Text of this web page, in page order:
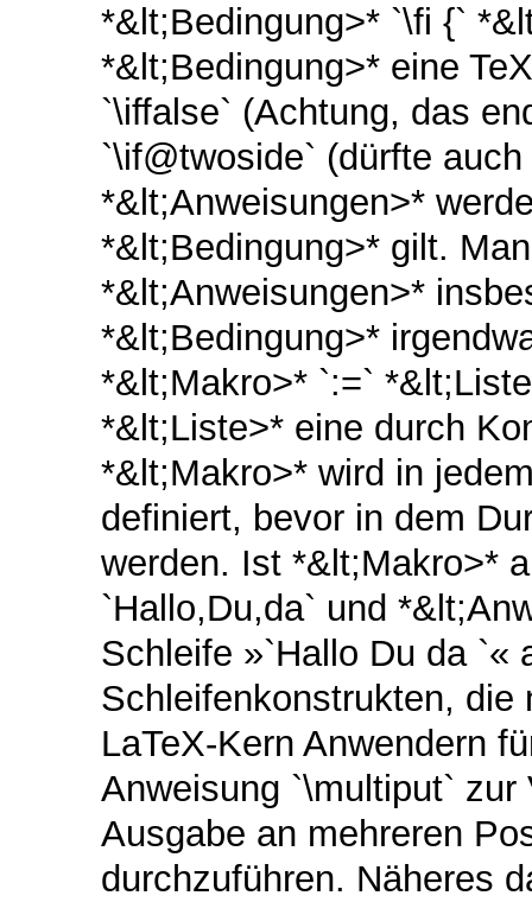
*&lt;Bedingung>* `\fi {`
*&lt;Bedingung>* eine
`\iffalse` (Achtung, das
`\if@twoside` (dürfte
*&lt;Anweisungen>*
*&lt;Bedingung>* gilt.
*&lt;Anweisungen>*
*&lt;Bedingung>*
*&lt;Makro>* `:=`
*&lt;Liste>* eine durch
*&lt;Makro>* wird in
definiert, bevor in dem
werden. Ist *&lt;Makro>*
`Hallo,Du,da` und
Schleife »`Hallo Du da `«
Schleifenkonstrukten, die
LaTeX-Kern Anwendern
Anweisung `\multiput`
Ausgabe an mehreren
durchzuführen. Näheres